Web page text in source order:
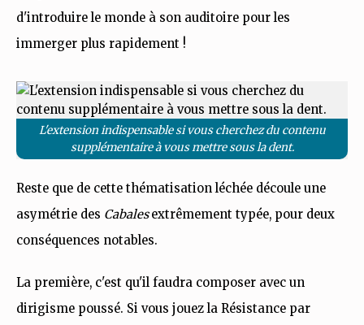
d'introduire le monde à son auditoire pour les
immerger plus rapidement !
L'extension indispensable si vous cherchez du contenu
supplémentaire à vous mettre sous la dent.
Reste que de cette thématisation léchée découle une
asymétrie des Cabalesextrêmement typée, pour deux
conséquences notables.
La première, c'est qu'il faudra composer avec un
dirigisme poussé. Si vous jouez la Résistance par